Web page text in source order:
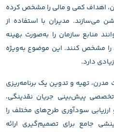
اهداف کمی و مالی را مشخص کرده
می‌سازند. مدیران با استفاده از
منابع سازمان را به‌صورت بهینه
مشخص کنند. این موضوع به‌ویژه
دارد.
تهیه و تدوین یک برنامه‌ریزی
تخصصی پیش‌بینی جریان نقدینگی،
سودآوری طرح‌های مختلف را
جامع برای تصمیم‌گیری ارائه